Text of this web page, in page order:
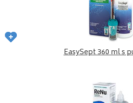
EasySept 360 ml s